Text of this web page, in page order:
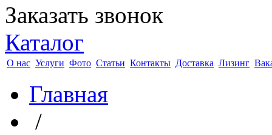
Заказать звонок
Каталог
О нас Услуги Фото Статьи Контакты Доставка Лизинг
Главная
/